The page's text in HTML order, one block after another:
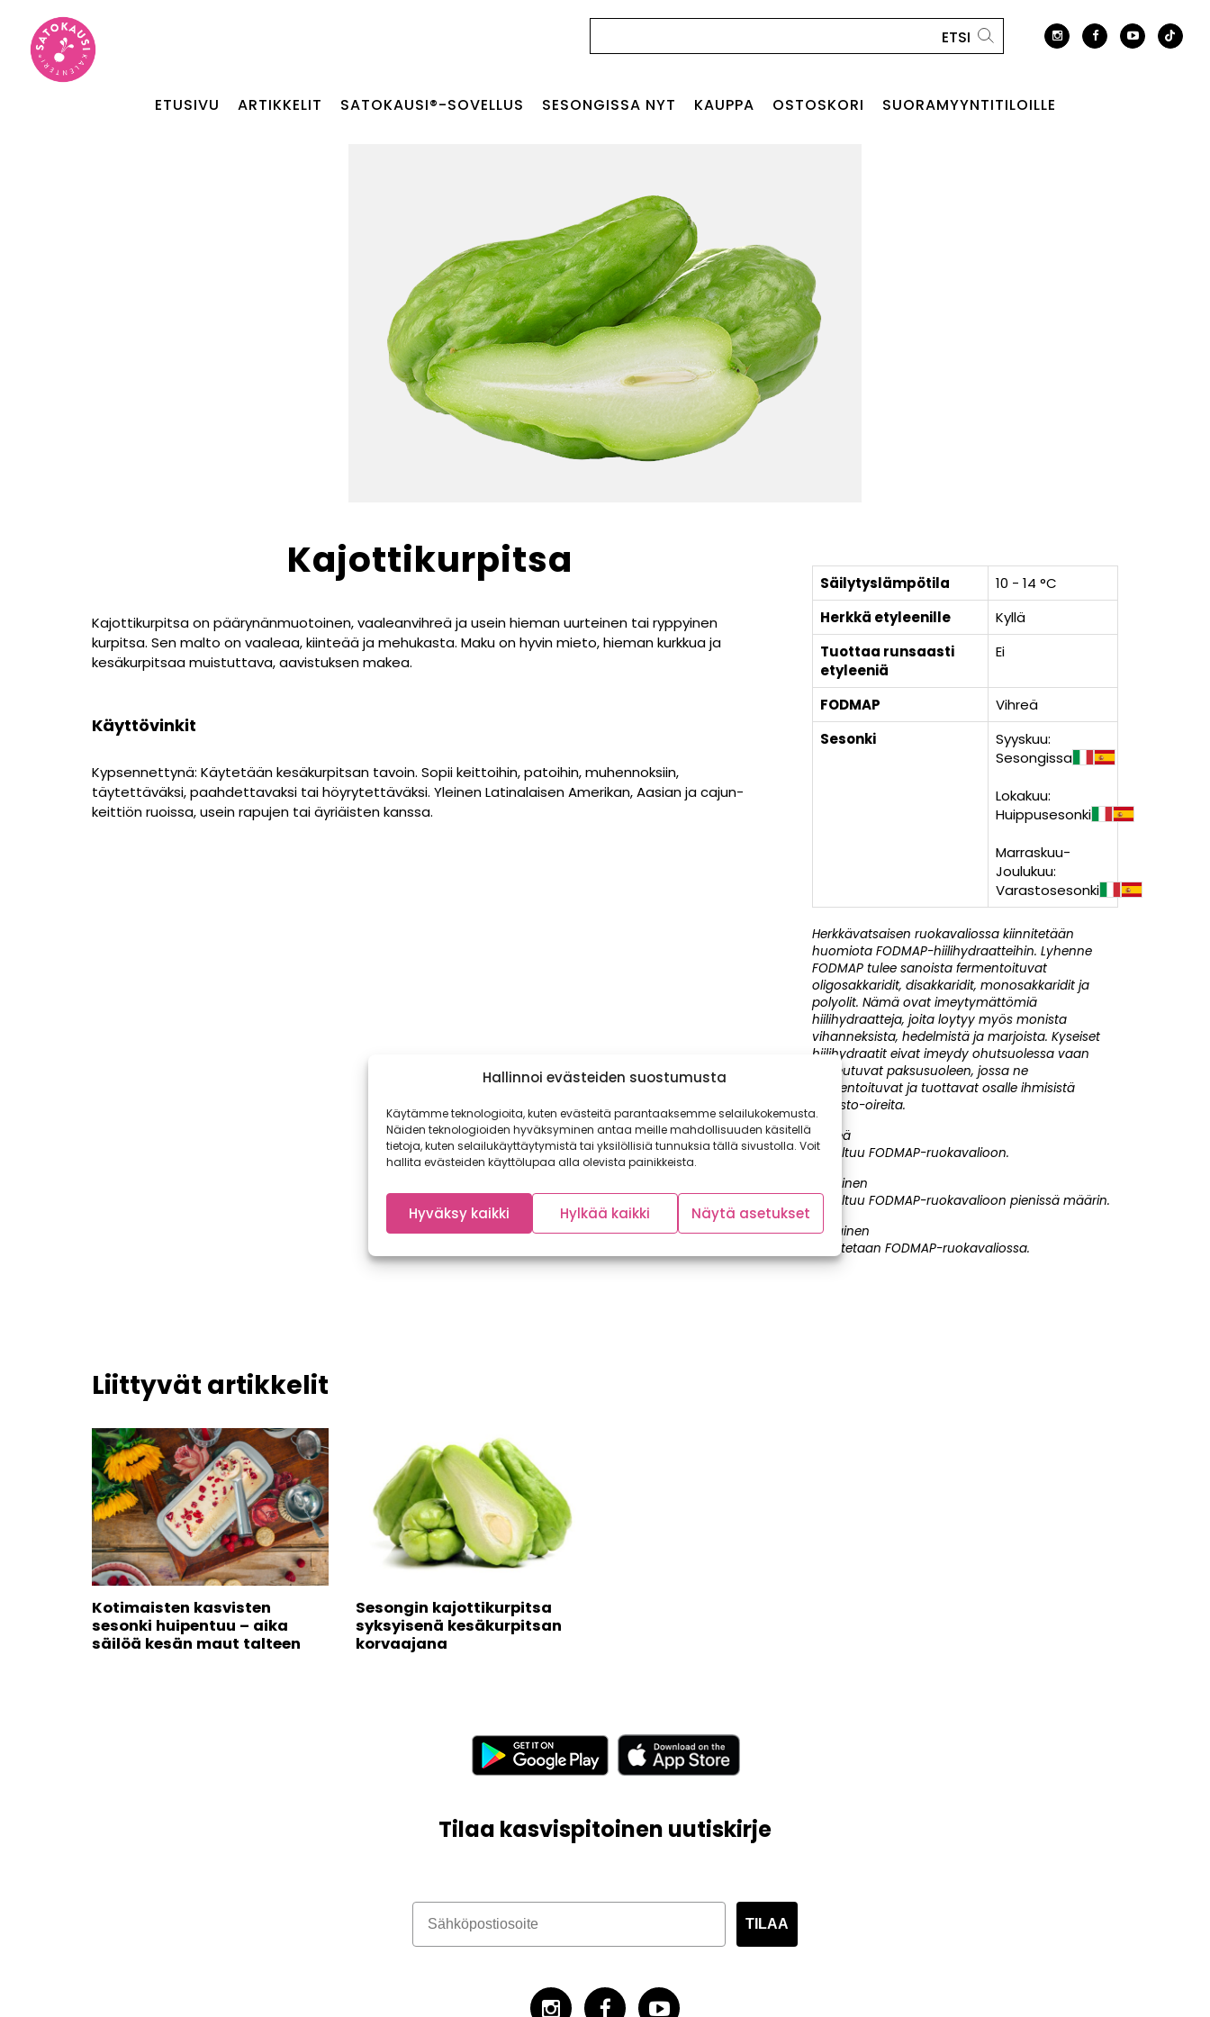
Hallinnoi evästeiden suostumusta
Käytämme teknologioita, kuten evästeitä parantaaksemme selailukokemusta.
Näiden teknologioiden hyväksyminen antaa meille mahdollisuuden käsitellä
tietoja, kuten selailukäyttäytymistä tai yksilöllisiä tunnuksia tällä sivustolla. Voit
hallita evästeiden käyttölupaa alla olevista painikkeista.
Hyväksy kaikki Hylkää kaikki Näytä asetukset
ETUSIVU ARTIKKELIT SATOKAUSI®-SOVELLUS SESONGISSA NYT KAUPPA OSTOSKORI SUORAMYYNTITILOILLE
Kajottikurpitsa
Kajottikurpitsa on päärynänmuotoinen, vaaleanvihreä ja usein hieman uurteinen tai ryppyinen
kurpitsa. Sen malto on vaaleaa, kiinteää ja mehukasta. Maku on hyvin mieto, hieman kurkkua ja
kesäkurpitsaa muistuttava, aavistuksen makea.
Käyttövinkit
Kypsennettynä: Käytetään kesäkurpitsan tavoin. Sopii keittoihin, patoihin, muhennoksiin,
täytettäväksi, paahdettavaksi tai höyrytettäväksi. Yleinen Latinalaisen Amerikan, Aasian ja cajun-
keittiön ruoissa, usein rapujen tai äyriäisten kanssa.
Säilytyslämpötila
10 - 14 °C
Herkkä etyleenille
Kyllä
Tuottaa runsaasti
etyleeniä
Ei
FODMAP
Vihreä
Sesonki
Syyskuu:
Sesongissa
Lokakuu:
Huippusesonki
Marraskuu-
Joulukuu:
Varastosesonki
Herkkävatsaisen ruokavaliossa kiinnitetään
huomiota FODMAP-hiilihydraatteihin. Lyhenne
FODMAP tulee sanoista fermentoituvat
oligosakkaridit, disakkaridit, monosakkaridit ja
polyolit. Nämä ovat imeytymättömiä
hiilihydraatteja, joita loytyy myös monista
vihanneksista, hedelmistä ja marjoista. Kyseiset
hiilihydraatit eivat imeydy ohutsuolessa vaan
kulkeutuvat paksusuoleen, jossa ne
fermentoituvat ja tuottavat osalle ihmisistä
suolisto-oireita.
Vihreä
Soveltuu FODMAP-ruokavalioon.
Keltainen
Soveltuu FODMAP-ruokavalioon pienissä määrin.
Punainen
Rajoitetaan FODMAP-ruokavaliossa.
Liittyvät artikkelit
Kotimaisten kasvisten
sesonki huipentuu – aika
säilöä kesän maut talteen
Sesongin kajottikurpitsa
syksyisenä kesäkurpitsan
korvaajana
Tilaa kasvispitoinen uutiskirje
TILAA